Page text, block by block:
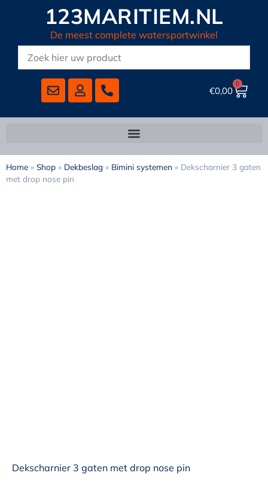
123MARITIEM.NL
De meest complete watersportwinkel
€0,00
0
Home » Shop » Dekbeslag » Bimini systemen » Dekscharnier 3 gaten
met drop nose pin
Dekscharnier 3 gaten met drop nose pin